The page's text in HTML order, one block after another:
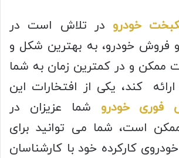
خودرو در تلاش است در
فروش خودرو، به بهترین شکل و
ممکن و در کمترین زمان به شما
کند، یکی از افتخارات این
فوری خودرو شما عزیزان در
است، شما می توانید برای
کارکرده خود با کارشناسان